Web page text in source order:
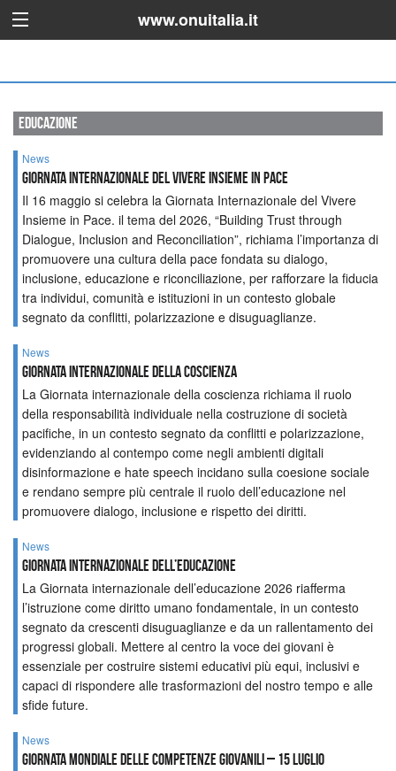
www.onuitalia.it
educazione
News
GIORNATA INTERNAZIONALE DEL VIVERE INSIEME IN PACE
Il 16 maggio si celebra la Giornata Internazionale del Vivere
Insieme in Pace. il tema del 2026, “Building Trust through
Dialogue, Inclusion and Reconciliation”, richiama l’importanza di
promuovere una cultura della pace fondata su dialogo,
inclusione, educazione e riconciliazione, per rafforzare la fiducia
tra individui, comunità e istituzioni in un contesto globale
segnato da conflitti, polarizzazione e disuguaglianze.
News
GIORNATA INTERNAZIONALE DELLA COSCIENZA
La Giornata internazionale della coscienza richiama il ruolo
della responsabilità individuale nella costruzione di società
pacifiche, in un contesto segnato da conflitti e polarizzazione,
evidenziando al contempo come negli ambienti digitali
disinformazione e hate speech incidano sulla coesione sociale
e rendano sempre più centrale il ruolo dell’educazione nel
promuovere dialogo, inclusione e rispetto dei diritti.
News
GIORNATA INTERNAZIONALE DELL’EDUCAZIONE
La Giornata internazionale dell’educazione 2026 riafferma
l’istruzione come diritto umano fondamentale, in un contesto
segnato da crescenti disuguaglianze e da un rallentamento dei
progressi globali. Mettere al centro la voce dei giovani è
essenziale per costruire sistemi educativi più equi, inclusivi e
capaci di rispondere alle trasformazioni del nostro tempo e alle
sfide future.
News
Giornata Mondiale delle Competenze Giovanili – 15 luglio